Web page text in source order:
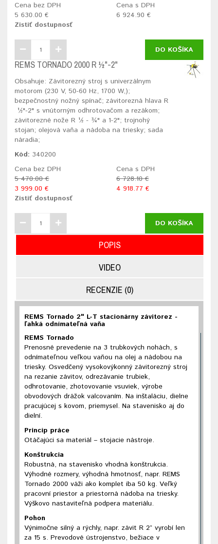
Cena bez DPH
5 630.00 €
Cena s DPH
6 924.90 €
Zistiť dostupnosť
DO KOŠÍKA
REMS TORNADO 2000 R ½"-2"
Obsahuje: Závitorezný stroj s univerzálnym
motorom (230 V, 50-60 Hz, 1700 W,);
bezpečnostný nožný spínač; závitorezná hlava R
½"-2" s vnútorným odhrotovačom a rezákom;
závitorezné nože R ½ - ¾" a 1-2"; trojnohý
stojan; olejová vaňa a nádoba na triesky; sada
náradia;
Kód: 340200
Cena bez DPH
5 470.00 €
3 999.00 €
Cena s DPH
6 728.10 €
4 918.77 €
Zistiť dostupnosť
DO KOŠÍKA
POPIS
VIDEO
RECENZIE (0)
REMS Tornado 2" L-T stacionárny závitorez -
ľahká odnímateľná vaňa
REMS Tornado
Prenosné prevedenie na 3 trubkových nohách, s
odnímateľnou veľkou vaňou na olej a nádobou na
triesky. Osvedčený vysokovýkonný závitorezný stroj
na rezanie závitov, odrezávanie trubiek,
odhrotovanie, zhotovovanie vsuviek, výrobe
obvodových drážok valcovaním. Na inštaláciu, dielne
pracujúcej s kovom, priemysel. Na stavenisko aj do
dielní.
Princíp práce
Otáčajúci sa materiál – stojacie nástroje.
Konštrukcia
Robustná, na stavenisko vhodná konštrukcia.
Výhodné rozmery, výhodná hmotnosť, napr. REMS
Tornado 2000 váži ako komplet iba 50 kg. Veľký
pracovní priestor a priestorná nádoba na triesky.
Výškovo nastaviteľná podpera materiálu.
Pohon
Výnimočne silný a rýchly, napr. závit R 2” vyrobí len
za 15 s. Prevodové ústrojenstvo, bežiace v